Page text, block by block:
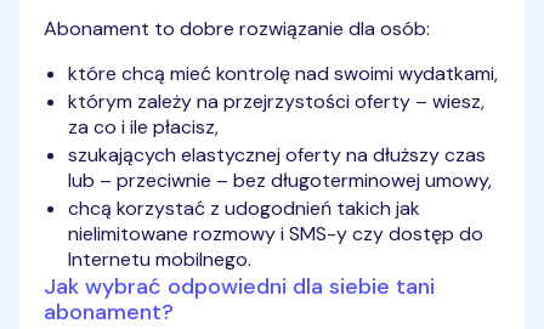
Abonament to dobre rozwiązanie dla osób:
które chcą mieć kontrolę nad swoimi wydatkami,
którym zależy na przejrzystości oferty – wiesz,
za co i ile płacisz,
szukających elastycznej oferty na dłuższy czas
lub – przeciwnie – bez długoterminowej umowy,
chcą korzystać z udogodnień takich jak
nielimitowane rozmowy i SMS-y czy dostęp do
Internetu mobilnego.
Jak wybrać odpowiedni dla siebie tani
abonament?